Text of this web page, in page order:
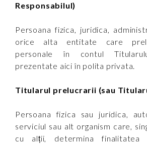
Responsabilul)
Persoana fizica, juridica,
orice alta entitate care
personale în contul
prezentate aici în polita privata.
Titularul prelucrarii (sau
Persoana fizica sau juridica,
serviciul sau alt organism care,
cu alții, determina finalitatea